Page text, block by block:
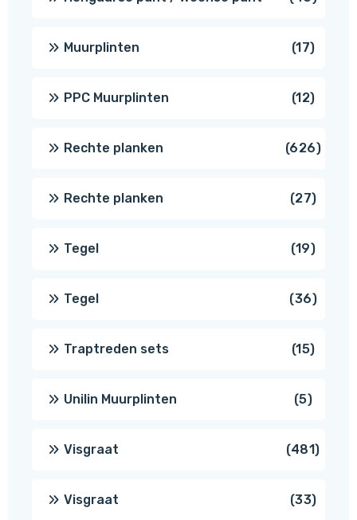
Muurplinten 1717
PPC Muurplinten 1212
Rechte planken 626626
Rechte planken 2727
Tegel 1919
Tegel 3636
Traptreden sets 1515
Unilin Muurplinten 55
Visgraat 481481
Visgraat 3333